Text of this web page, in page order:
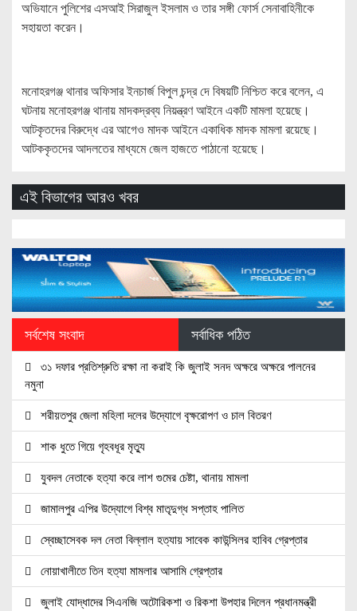
অভিযানে পুলিশের এসআই সিরাজুল ইসলাম ও তার সঙ্গী ফোর্স সেনাবাহিনীকে
সহায়তা করেন।
মনোহরগঞ্জ থানার অফিসার ইনচার্জ বিপুল চন্দ্র দে বিষয়টি নিশ্চিত করে বলেন, এ
ঘটনায় মনোহরগঞ্জ থানায় মাদকদ্রব্য নিয়ন্ত্রণ আইনে একটি মামলা হয়েছে।
আটকৃতদের বিরুদ্ধে এর আগেও মাদক আইনে একাধিক মাদক মামলা রয়েছে।
আটককৃতদের আদলতের মাধ্যমে জেল হাজতে পাঠানো হয়েছে।
এই বিভাগের আরও খবর
সর্বশেষ সংবাদ সর্বাধিক পঠিত
৩১ দফার প্রতিশ্রুতি রক্ষা না করাই কি জুলাই সনদ অক্ষরে অক্ষরে পালনের
নমুনা
শরীয়তপুর জেলা মহিলা দলের উদ্যোগে বৃক্ষরোপণ ও চাল বিতরণ
শাক ধুতে গিয়ে গৃহবধূর মৃত্যু
যুবদল নেতাকে হত্যা করে লাশ গুমের চেষ্টা, থানায় মামলা
জামালপুর এপির উদ্যোগে বিশ্ব মাতৃদুগ্ধ সপ্তাহ পালিত
স্বেচ্ছাসেবক দল নেতা বিল্লাল হত্যায় সাবেক কাউন্সিলর হাবিব গ্রেপ্তার
নোয়াখালীতে তিন হত্যা মামলার আসামি গ্রেপ্তার
জুলাই যোদ্ধাদের সিএনজি অটোরিকশা ও রিকশা উপহার দিলেন প্রধানমন্ত্রী